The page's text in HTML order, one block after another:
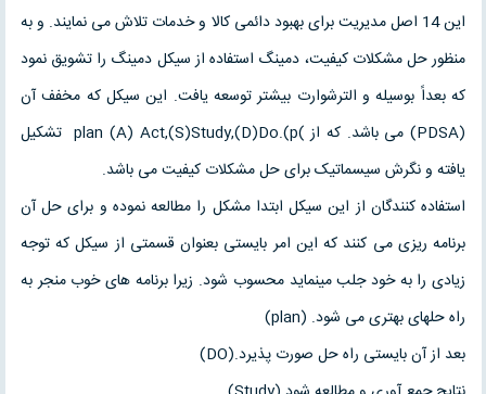
این 14 اصل مدیریت برای بهبود دائمی کالا و خدمات تلاش می نمایند. و به
منظور حل مشکلات کیفیت، دمینگ استفاده از سیکل دمینگ را تشویق نمود
که بعداً بوسیله و الترشوارت بیشتر توسعه یافت. این سیکل که مخفف آن
(PDSA) می باشد. که از )plan (A) Act,(S)Study,(D)Do.(p تشکیل
یافته و نگرش سیسماتیک برای حل مشکلات کیفیت می باشد.
استفاده کنندگان از این سیکل ابتدا مشکل را مطالعه نموده و برای حل آن
برنامه ریزی می کنند که این امر بایستی بعنوان قسمتی از سیکل که توجه
زیادی را به خود جلب مینماید محسوب شود. زیرا برنامه های خوب منجر به
راه حلهای بهتری می شود. (plan)
بعد از آن بایستی راه حل صورت پذیرد.(DO)